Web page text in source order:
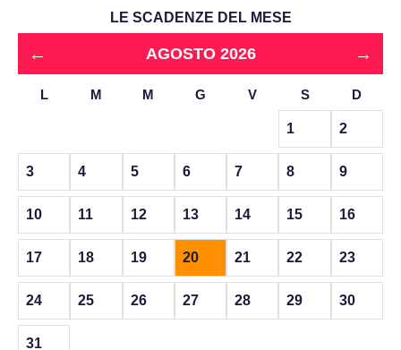
LE SCADENZE DEL MESE
← AGOSTO 2026 →
L M M G V S D
1 2
3 4 5 6 7 8 9
10 11 12 13 14 15 16
17 18 19 20 21 22 23
24 25 26 27 28 29 30
31